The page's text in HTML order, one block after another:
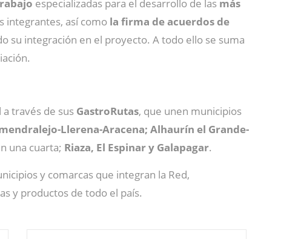
especializadas para el desarrollo de las más
integrantes, así como la firma de acuerdos de
su integración en el proyecto. A todo ello se suma
través de sus GastroRutas, que unen municipios
Llerena-Aracena; Alhaurín el Grande-
una cuarta; Riaza, El Espinar y Galapagar.
y comarcas que integran la Red,
y productos de todo el país.